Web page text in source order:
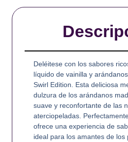
Deléitese con los sabores
líquido de vainilla y
Swirl Edition. Esta deliciosa
dulzura de los arándanos
suave y reconfortante de las
aterciopeladas.
ofrece una experiencia de
ideal para los amantes de los